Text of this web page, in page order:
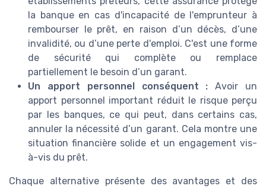
la banque en cas d'incapacité de l'emprunteur à
rembourser le prêt, en raison d’un décès, d’une
invalidité, ou d’une perte d'emploi. C'est une forme
de sécurité qui complète ou remplace
partiellement le besoin d’un garant.
Un apport personnel conséquent : Avoir un
apport personnel important réduit le risque perçu
par les banques, ce qui peut, dans certains cas,
annuler la nécessité d’un garant. Cela montre une
situation financière solide et un engagement vis-
à-vis du prêt.
Chaque alternative présente des avantages et des